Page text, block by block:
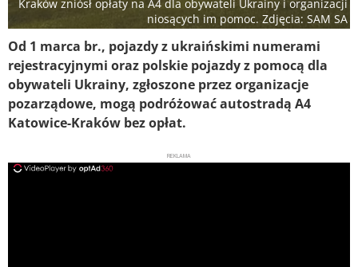
Kraków zniósł opłaty na A4 dla obywateli Ukrainy i organizacji
niosących im pomoc. Zdjęcia: SAM SA
Od 1 marca br., pojazdy z ukraińskimi numerami
rejestracyjnymi oraz polskie pojazdy z pomocą dla
obywateli Ukrainy, zgłoszone przez organizacje
pozarządowe, mogą podróżować autostradą A4
Katowice-Kraków bez opłat.
REKLAMA